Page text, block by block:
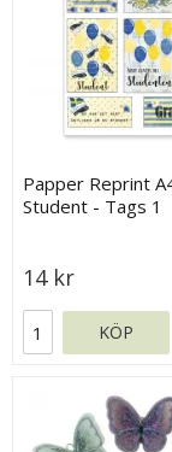
Papper Reprint
Student - Tags 1
14 kr
KÖP